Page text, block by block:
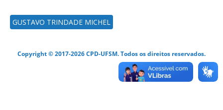
GUSTAVO TRINDADE MICHEL
Copyright © 2017-2026 CPD-UFSM. Todos os direitos reservados.